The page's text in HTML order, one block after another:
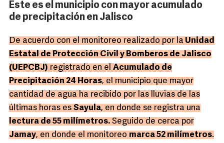
Este es el municipio con mayor acumulado
de precipitación en Jalisco
De acuerdo con el monitoreo realizado por la Unidad
Estatal de Protección Civil y Bomberos de Jalisco
(UEPCBJ) registrado en el Acumulado de
Precipitación 24 Horas, el municipio que mayor
cantidad de agua ha recibido por las lluvias de las
últimas horas es Sayula, en donde se registra una
lectura de 55 milímetros. Seguido de cerca por
Jamay, en donde el monitoreo marca 52 milímetros.